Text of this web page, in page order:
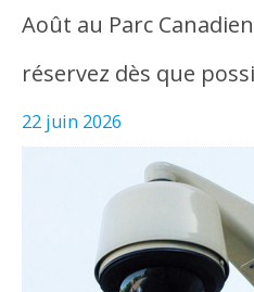
Août au Parc
réservez dès que
22 juin 2026